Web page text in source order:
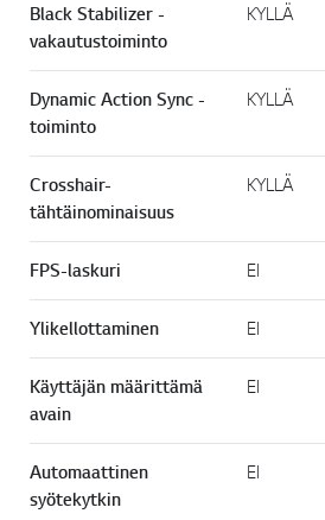
Black Stabilizer -
vakautustoiminto
KYLLÄ
Dynamic Action Sync -
toiminto
KYLLÄ
Crosshair-
tähtäinominaisuus
KYLLÄ
FPS-laskuri EI
Ylikellottaminen EI
Käyttäjän määrittämä
avain
EI
Automaattinen
syötekytkin
EI